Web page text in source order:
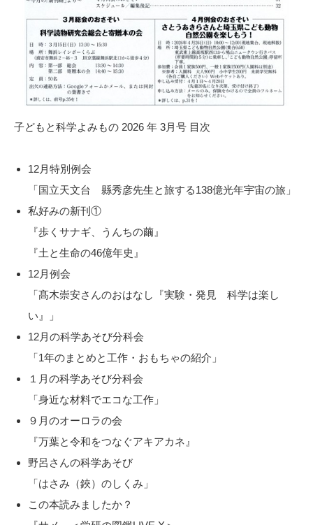
子どもと科学よみもの 2026 年 3月号 目次
12月特別例会
「国立天文台 縣秀彦先生と旅する138億光年宇宙の旅」
私好みの新刊①
『歩くサナギ、うんちの繭』
『土と生命の46億年史』
12月例会
「髙木崇安さんのおはなし『実験・発見 科学は楽し
い』」
12月の科学あそび分科会
「1年のまとめと工作・おもちゃの紹介」
１月の科学あそび分科会
「身近な材料でエコな工作」
９月のオーロラの会
『万葉と令和をつなぐアキアカネ』
野呂さんの科学あそび
「はさみ（鋏）のしくみ」
この本読みましたか？